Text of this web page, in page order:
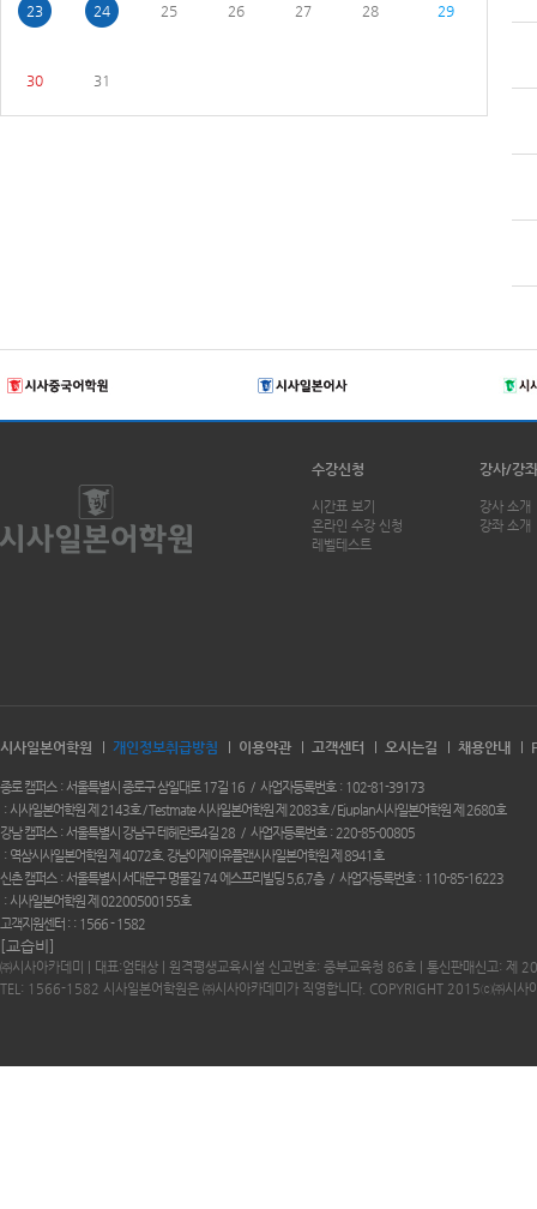
23 24 25 26 27 28 29
30 31
수강신청
시간표 보기
온라인 수강 신청
레벨테스트
강사/강좌
강사 소개
강좌 소개
시사일본어학원 개인정보취급방침 이용약관 고객센터 오시는길 채용안내
종로 캠퍼스 서울특별시 종로구 삼일대로 17길 16 사업자등록번호
102-81-39173
시사일본어학원 제 2143호 / Testmate 시사일본어학원 제 2083호 / Ejuplan시사일본어학원 제 2680호
강남 캠퍼스
서울특별시 강남구 테헤란로4길 28 사업자등록번호
220-85-00805
역삼시사일본어학원 제 4072호. 강남이제이유플랜시사일본어학원 제 8941호
신촌 캠퍼스
서울특별시 서대문구 명물길 74 에스프리빌딩 5,6,7층 사업자등록번호
110-85-16223
시사일본어학원 제 02200500155호
고객지원센터 :
1566 - 1582
[교습비]
㈜시사아카데미 | 대표:엄태상 | 원격평생교육시설 신고번호: 중부교육청 86호 | 통신판매신고: 제
TEL: 1566-1582 시사일본어학원은 ㈜시사아카데미가 직영합니다. COPYRIGHT 2015ⓒ㈜시사